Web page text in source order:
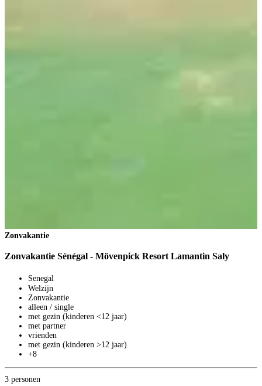
Zonvakantie
Zonvakantie Sénégal - Mövenpick Resort Lamantin Saly
Senegal
Welzijn
Zonvakantie
alleen / single
met gezin (kinderen <12 jaar)
met partner
vrienden
met gezin (kinderen >12 jaar)
+8
3 personen